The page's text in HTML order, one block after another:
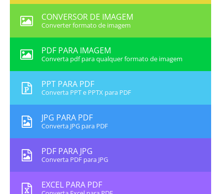
CONVERSOR DE IMAGEM
Converter formato de imagem
PDF PARA IMAGEM
Converta pdf para qualquer formato de imagem
PPT PARA PDF
Converta PPT e PPTX para PDF
JPG PARA PDF
Converta JPG para PDF
PDF PARA JPG
Converta PDF para JPG
EXCEL PARA PDF